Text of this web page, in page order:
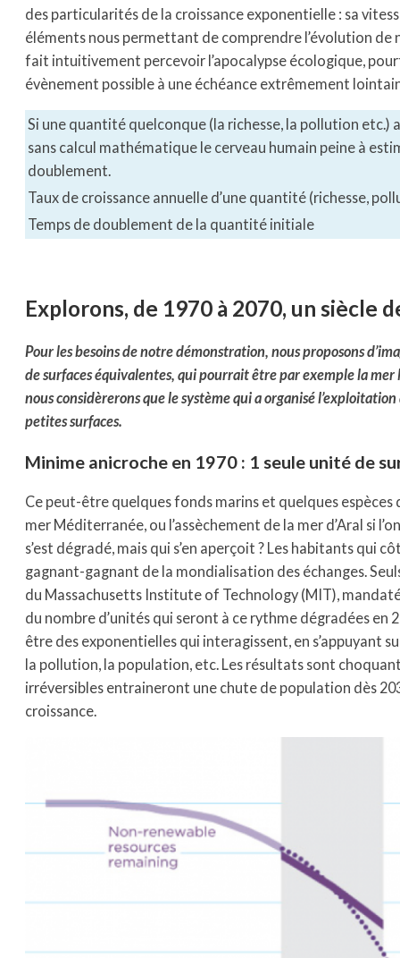
des particularités de la croissance exponentielle : sa
éléments nous permettant de comprendre l’évolution
fait intuitivement percevoir l’apocalypse écologique,
évènement possible à une échéance extrêmement
Si une quantité quelconque (la richesse, la pollution etc.)
sans calcul mathématique le cerveau humain peine à
doublement.
Taux de croissance annuelle d’une quantité (richesse,
Temps de doublement de la quantité initiale
Explorons, de 1970 à 2070, un siècle
Pour les besoins de notre démonstration, nous proposons
de surfaces équivalentes, qui pourrait être par exemple la
nous considèrerons que le système qui a organisé
petites surfaces.
Minime anicroche en 1970 : 1 seule unité de
Ce peut-être quelques fonds marins et quelques
mer Méditerranée, ou l’assèchement de la mer d’Aral si
s’est dégradé, mais qui s’en aperçoit ? Les habitants
gagnant-gagnant de la mondialisation des échanges.
du Massachusetts Institute of Technology (MIT),
du nombre d’unités qui seront à ce rythme dégradées en
être des exponentielles qui interagissent, en s’appuyant
la pollution, la population, etc. Les résultats sont
irréversibles entraineront une chute de population dès
croissance.